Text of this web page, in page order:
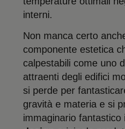
interni.
Non manca certo
componente estetica
calpestabili come uno
attraenti degli edifici
si perde per
gravità e materia e si
immaginario fantastico